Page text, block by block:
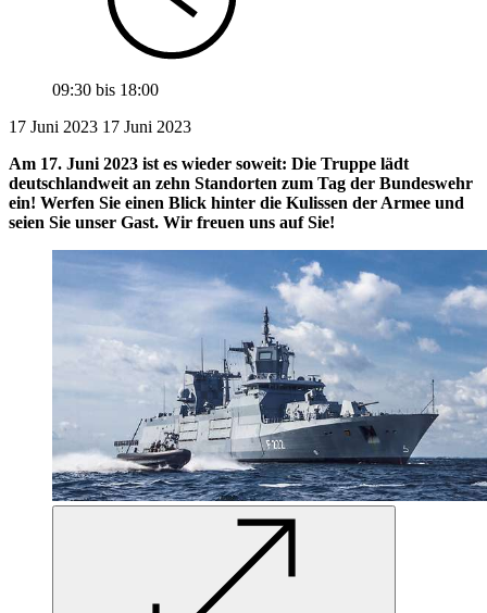
09:30 bis 18:00
17 Juni 2023 17 Juni 2023
Am 17. Juni 2023 ist es wieder soweit: Die Truppe lädt
deutschlandweit an zehn Standorten zum Tag der Bundeswehr
ein! Werfen Sie einen Blick hinter die Kulissen der Armee und
seien Sie unser Gast. Wir freuen uns auf Sie!